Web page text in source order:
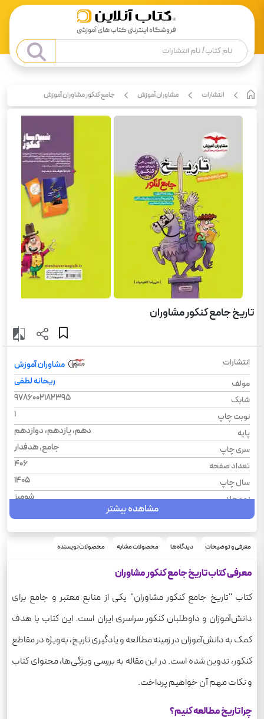
انتشارات مشاوران آموزش جامع کنکور مشاوران آموزش
تاریخ جامع کنکور مشاوران
انتشارات
مشاوران آموزش
مولف
ریحانه لطفی
شابک
9786002182395
نوبت چاپ
1
پایه
دهم، یازدهم، دوازدهم
سری چاپ
جامع, هدفدار
تعداد صفحه
406
سال چاپ
1405
نوع جلد
شومیز
درس
تاریخ
رشته
مشاهده بیشتر
معرفی و توضیحات دیدگاه‌ها محصولات مشابه محصولات نویسنده
معرفی کتاب تاریخ جامع کنکور مشاوران
کتاب "تاریخ جامع کنکور مشاوران" یکی از منابع معتبر و جامع برای
دانش‌آموزان و داوطلبان کنکور سراسری ایران است. این کتاب با هدف
کمک به دانش‌آموزان در زمینه مطالعه و یادگیری تاریخ، به‌ویژه در مقاطع
کنکور، تدوین شده است. در این مقاله به بررسی ویژگی‌ها، محتوای کتاب
و نکات مهم آن خواهیم پرداخت.
چرا تاریخ مطالعه کنیم؟